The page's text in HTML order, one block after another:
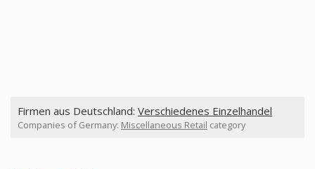
Firmen aus Deutschland: Verschiedenes Einzelhandel
Companies of Germany: Miscellaneous Retail category